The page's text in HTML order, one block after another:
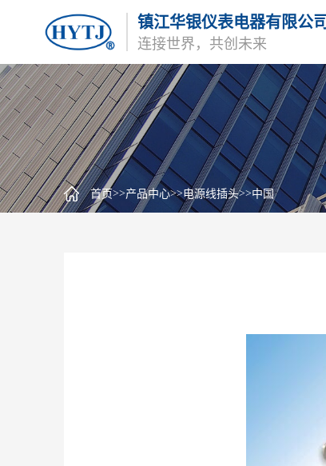
镇江华银仪表电器有限公司
连接世界，共创未来
首页>>产品中心>>电源线插头>>中国